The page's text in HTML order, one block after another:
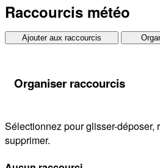
Raccourcis météo
Ajouter aux raccourcis
Organiser raccourcis
Sélectionnez pour glisser-déposer,
supprimer.